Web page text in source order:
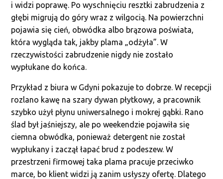
i widzi poprawę. Po wyschnięciu resztki zabrudzenia z
głębi migrują do góry wraz z wilgocią. Na powierzchni
pojawia się cień, obwódka albo brązowa poświata,
która wygląda tak, jakby plama „odżyła”. W
rzeczywistości zabrudzenie nigdy nie zostało
wypłukane do końca.
Przykład z biura w Gdyni pokazuje to dobrze. W recepcji
rozlano kawę na szary dywan płytkowy, a pracownik
szybko użył płynu uniwersalnego i mokrej gąbki. Rano
ślad był jaśniejszy, ale po weekendzie pojawiła się
ciemna obwódka, ponieważ detergent nie został
wypłukany i zaczął łapać brud z podeszew. W
przestrzeni firmowej taka plama pracuje przeciwko
marce, bo klient widzi ją zanim usłyszy ofertę. Dlatego